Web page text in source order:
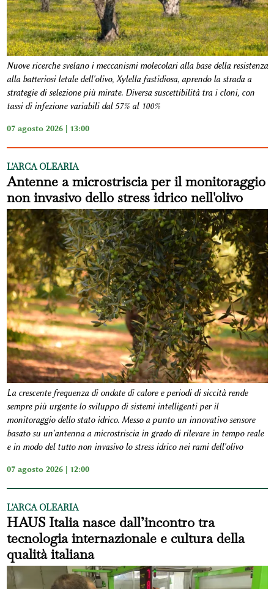
Nuove ricerche svelano i meccanismi molecolari alla base della resistenza
alla batteriosi letale dell'olivo, Xylella fastidiosa, aprendo la strada a
strategie di selezione più mirate. Diversa suscettibilità tra i cloni, con
tassi di infezione variabili dal 57% al 100%
07 agosto 2026 | 13:00
L'ARCA OLEARIA
Antenne a microstriscia per il monitoraggio
non invasivo dello stress idrico nell'olivo
La crescente frequenza di ondate di calore e periodi di siccità rende
sempre più urgente lo sviluppo di sistemi intelligenti per il
monitoraggio dello stato idrico. Messo a punto un innovativo sensore
basato su un'antenna a microstriscia in grado di rilevare in tempo reale
e in modo del tutto non invasivo lo stress idrico nei rami dell'olivo
07 agosto 2026 | 12:00
L'ARCA OLEARIA
HAUS Italia nasce dall’incontro tra
tecnologia internazionale e cultura della
qualità italiana